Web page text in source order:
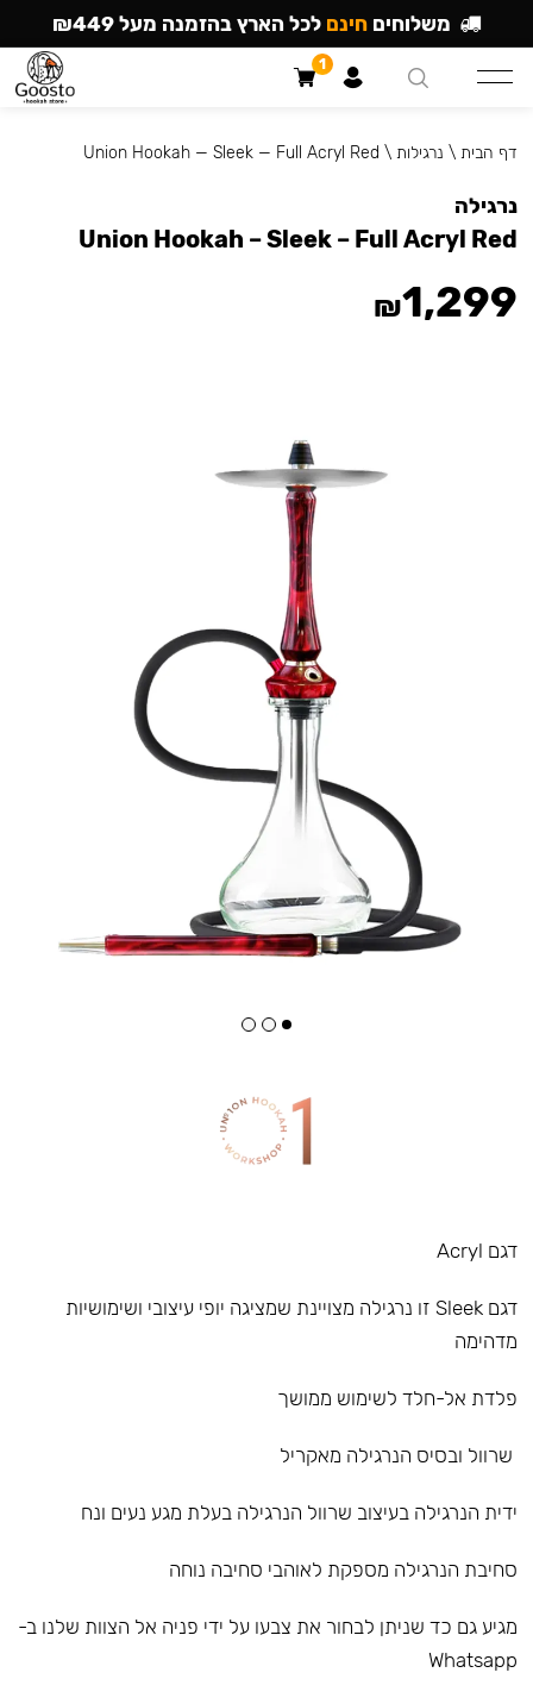
דגם Acryl
דגם Sleek זו נרגילה מצויינת שמציגה יופי עיצובי ושימושיות
מדהימה
פלדת אל-חלד לשימוש ממושך
שרוול ובסיס הנרגילה מאקריל
ידית הנרגילה בעיצוב שרוול הנרגילה בעלת מגע נעים ונח
סחיבת הנרגילה מספקת לאוהבי סחיבה נוחה
מגיע גם כד שניתן לבחור את צבעו על ידי פניה אל הצוות שלנו ב-
Whatsapp
דף הבית \ נרגילות \
Union Hookah — Sleek — Full Acryl Red
נרגילה
Union Hookah – Sleek – Full Acryl Red
₪1,299
משלוחים חינם לכל הארץ בהזמנה מעל ₪449
1